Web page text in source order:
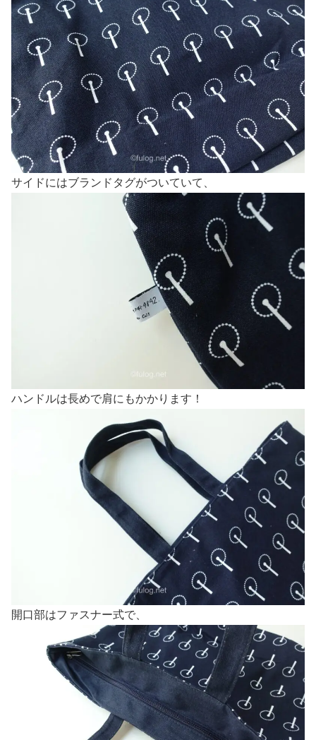
サイドにはブランドタグがついていて、
ハンドルは長めで肩にもかかります！
開口部はファスナー式で、